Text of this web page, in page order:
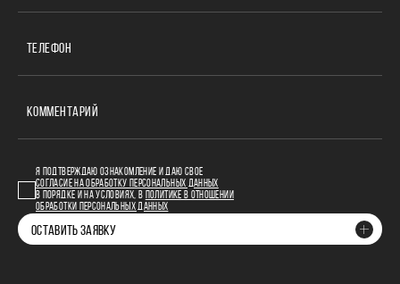
ТЕЛЕФОН
КОММЕНТАРИЙ
Я ПОДТВЕРЖДАЮ ОЗНАКОМЛЕНИЕ И ДАЮ СВОЕ
СОГЛАСИЕ НА ОБРАБОТКУ ПЕРСОНАЛЬНЫХ ДАННЫХ
В ПОРЯДКЕ И НА УСЛОВИЯХ, В
ПОЛИТИКЕ В ОТНОШЕНИИ
ОБРАБОТКИ ПЕРСОНАЛЬНЫХ ДАННЫХ
ОСТАВИТЬ ЗАЯВКУ